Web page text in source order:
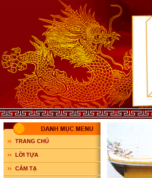
TRANG CHỦ
LỜI TỰA
CẢM TẠ